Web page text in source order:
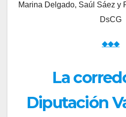
Marina Delgado, Saúl Sáez y
DsCG
◆◆◆
La
Diputación